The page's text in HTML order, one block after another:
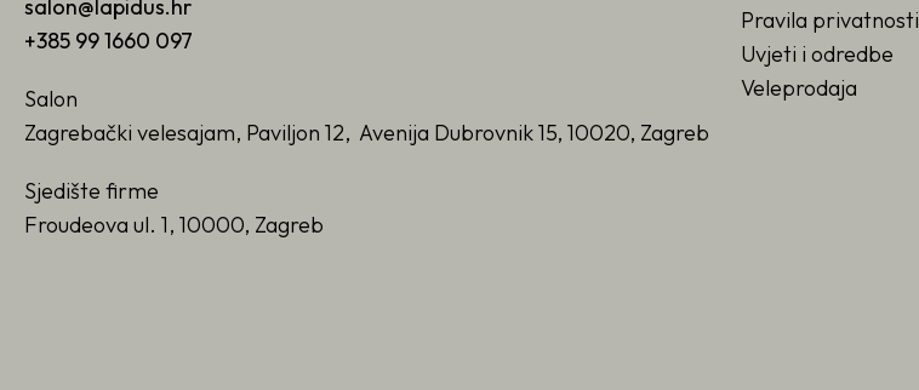
salon@lapidus.hr
+385 99 1660 097
Salon
Zagrebački velesajam, Paviljon 12, Avenija Dubrovnik 15, 10020, Zagreb
Sjedište firme
Froudeova ul. 1, 10000, Zagreb
Pravila privatnosti
Uvjeti i odredbe
Veleprodaja